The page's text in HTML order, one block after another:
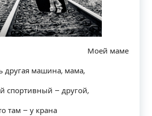
Моей маме
другая машина, мама,
спортивный – другой,
там – у крана